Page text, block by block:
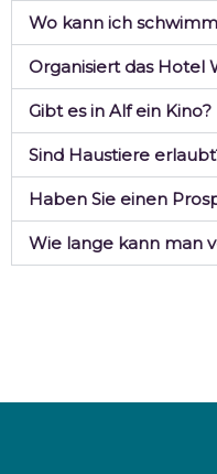
Wo kann ich
Organisiert das Hotel
Gibt es in Alf ein Kino?
Sind Haustiere
Haben Sie einen
Wie lange kann man